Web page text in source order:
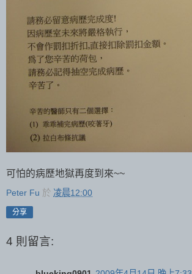
可怕的病歷地獄再度到來~~
Peter Fu 於 凌晨12:00
分享
4 則留言: